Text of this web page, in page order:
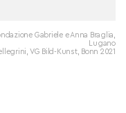
Gabriele e Anna Braglia,
Lugano
VG Bild-Kunst, Bonn 2021